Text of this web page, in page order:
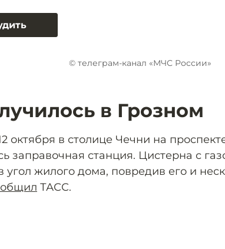
© телеграм-канал «МЧС России»
в Грозном
октября в столице Чечни на
заправочная станция. Цистерна с
угол жилого дома, повредив его и
ТАСС.